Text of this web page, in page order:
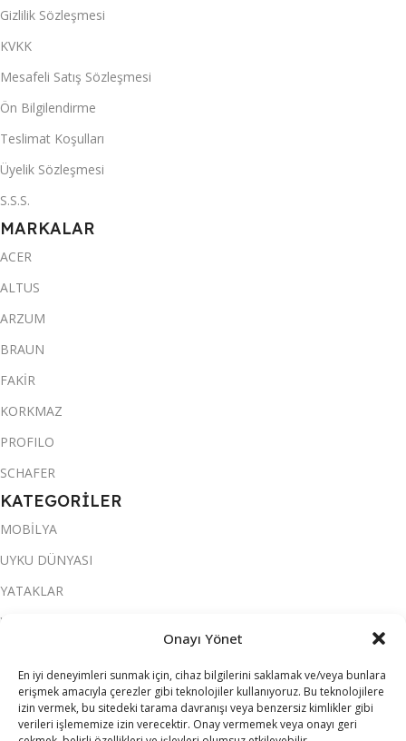
Onayı Yönet
En iyi deneyimleri sunmak için, cihaz bilgilerini saklamak ve/veya bunlara
erişmek amacıyla çerezler gibi teknolojiler kullanıyoruz. Bu teknolojilere
izin vermek, bu sitedeki tarama davranışı veya benzersiz kimlikler gibi
verileri işlememize izin verecektir. Onay vermemek veya onayı geri
Gizlilik Sözleşmesi
KVKK
Mesafeli Satış Sözleşmesi
Ön Bilgilendirme
Teslimat Koşulları
Üyelik Sözleşmesi
S.S.S.
MARKALAR
ACER
ALTUS
ARZUM
BRAUN
FAKİR
KORKMAZ
PROFILO
SCHAFER
KATEGORİLER
MOBİLYA
UYKU DÜNYASI
YATAKLAR
YATAK ODASI
KOLTUK TAKIMI
YEMEK ODASI